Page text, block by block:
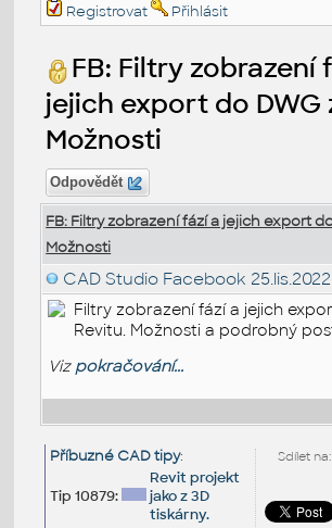
Registrovat
Přihlásit
FB: Filtry zobrazení
jejich export do DWG
Možnosti
Odpovědět
FB: Filtry zobrazení fází a jejich export
Možnosti
CAD Studio Facebook 25.lis.2022
Filtry zobrazení fází a jejich
Revitu. Možnosti a podrobný
Viz pokračování...
Sdílet
Příbuzné CAD tipy:
Tip 10879:
Revit projekt
jako z 3D
tiskárny.